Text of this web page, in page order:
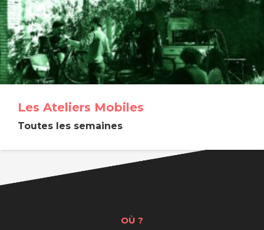
Les Ateliers Mobiles
Toutes les semaines
OÙ ?